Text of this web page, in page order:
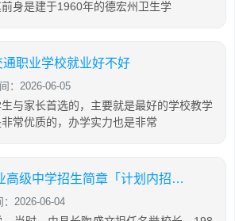
身是建于1960年的德宏州卫生学
职业学校就业好不好
：2026-06-05
与家长首选的，主要就是最好的学校教学
常优质的，办学实力也是非常
2026年巧家县职业高级中学招生简章「计划内招生」
：2026-06-04